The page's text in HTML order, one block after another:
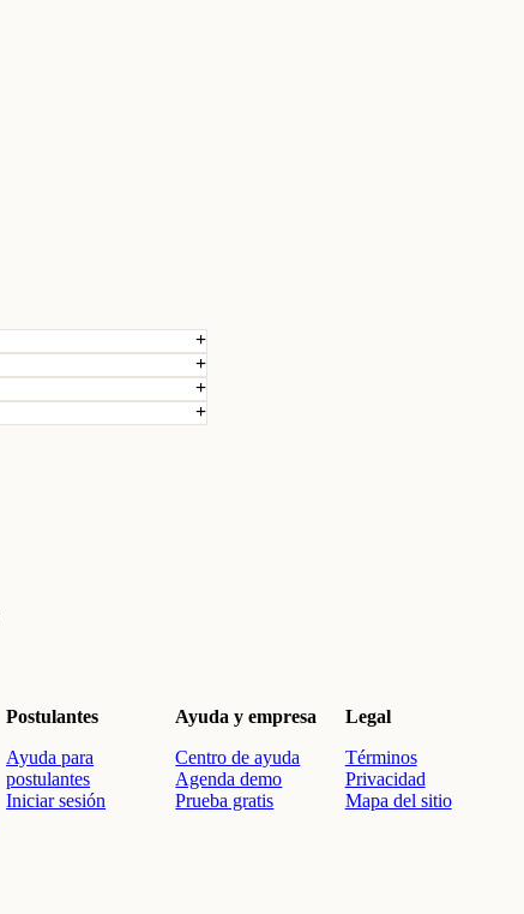
Postulantes
Ayuda para
postulantes
Iniciar sesión
Ayuda y empresa
Centro de ayuda
Agenda demo
Prueba gratis
Legal
Términos
Privacidad
Mapa del sitio